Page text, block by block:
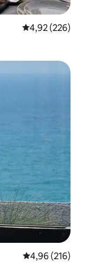
4,92 de uma
4,92 (226)
4,96 de uma
4,96 (216)